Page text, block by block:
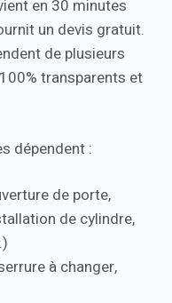
en 30 minutes
un devis gratuit.
de plusieurs
transparents et
dépendent :
de porte,
de cylindre,
à changer,